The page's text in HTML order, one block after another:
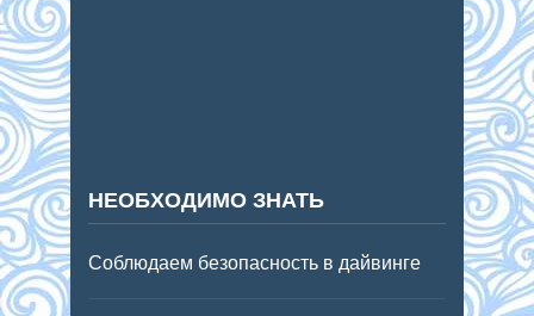
НЕОБХОДИМО ЗНАТЬ
Соблюдаем безопасность в дайвинге